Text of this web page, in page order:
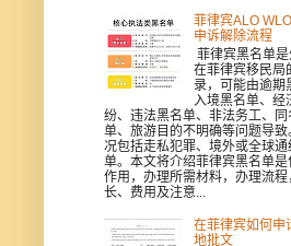
菲律宾ALO
申诉解除流程
菲律宾黑名单
在菲律宾移民局
录，可能由逾期
入境黑名单、经
纷、违法黑名单、非法务工、同
单、旅游目的不明确等问题导致
况包括走私犯罪、境外或全球通
单。本文将介绍菲律宾黑名单是
作用，办理所需材料，办理流程
长、费用及注意...
在菲律宾如何申
地批文